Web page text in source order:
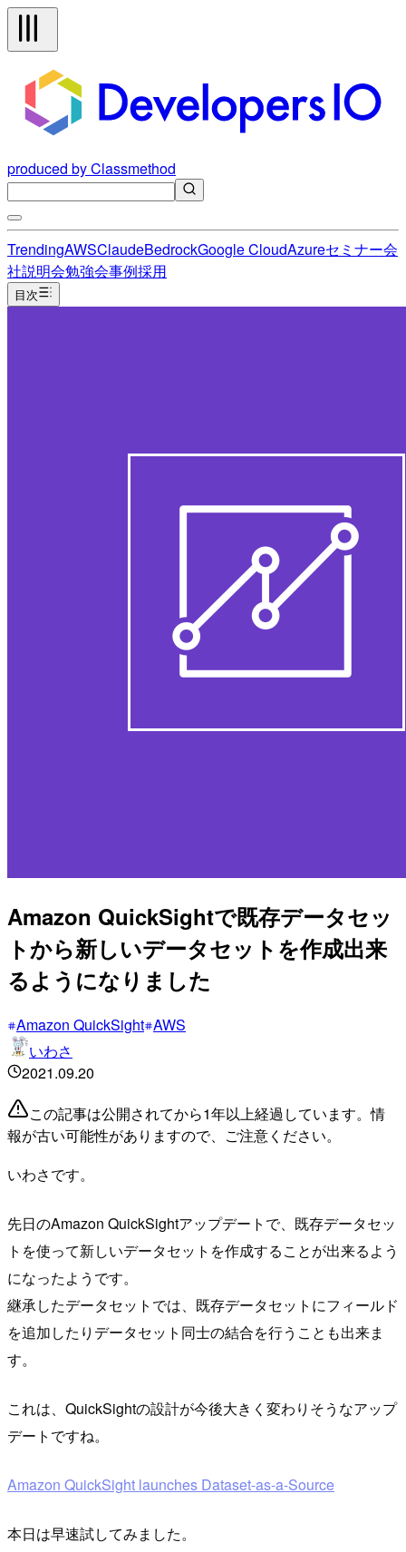
produced by Classmethod
TrendingAWSClaudeBedrockGoogle CloudAzureセミナー会
社説明会勉強会事例採用
目次
Amazon QuickSightで既存データセッ
トから新しいデータセットを作成出来
るようになりました
Amazon QuickSight AWS
いわさ
2021.09.20
この記事は公開されてから1年以上経過しています。情
報が古い可能性がありますので、ご注意ください。
いわさです。
先日のAmazon QuickSightアップデートで、既存データセッ
トを使って新しいデータセットを作成することが出来るよう
になったようです。
継承したデータセットでは、既存データセットにフィールド
を追加したりデータセット同士の結合を行うことも出来ま
す。
これは、QuickSightの設計が今後大きく変わりそうなアップ
デートですね。
Amazon QuickSight launches Dataset-as-a-Source
本日は早速試してみました。